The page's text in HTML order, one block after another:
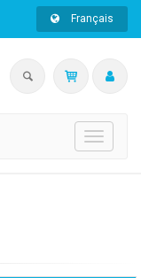
Français
Toggle